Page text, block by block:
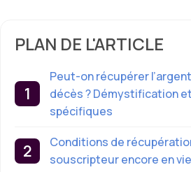
PLAN DE L'ARTICLE
Peut-on récupérer
décès ? Démystification
spécifiques
Conditions de
souscripteur encore en vie